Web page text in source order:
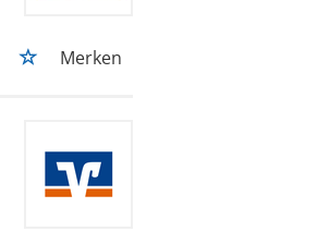
Merken